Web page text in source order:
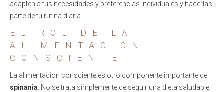
adapten a tus necesidades y preferencias individuales y hacerlas
parte de tu rutina diaria.
EL ROL DE LA
ALIMENTACIÓN
CONSCIENTE
La alimentación consciente es otro componente importante de
spinania . No se trata simplemente de seguir una dieta saludable,